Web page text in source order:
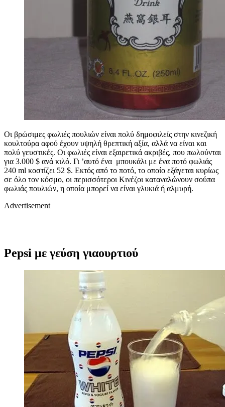
Οι βρώσιμες φωλιές πουλιών είναι πολύ δημοφιλείς στην κινεζική
κουλτούρα αφού έχουν υψηλή θρεπτική αξία, αλλά να είναι και
πολύ γευστικές. Οι φωλιές είναι εξαιρετικά ακριβές, που πωλούνται
για 3.000 $ ανά κιλό. Γι ’αυτό ένα μπουκάλι με ένα ποτό φωλιάς
240 ml κοστίζει 52 $. Εκτός από το ποτό, το οποίο εξάγεται κυρίως
σε όλο τον κόσμο, οι περισσότεροι Κινέζοι καταναλώνουν σούπα
φωλιάς πουλιών, η οποία μπορεί να είναι γλυκιά ή αλμυρή.
Advertisement
Pepsi με γεύση γιαουρτιού